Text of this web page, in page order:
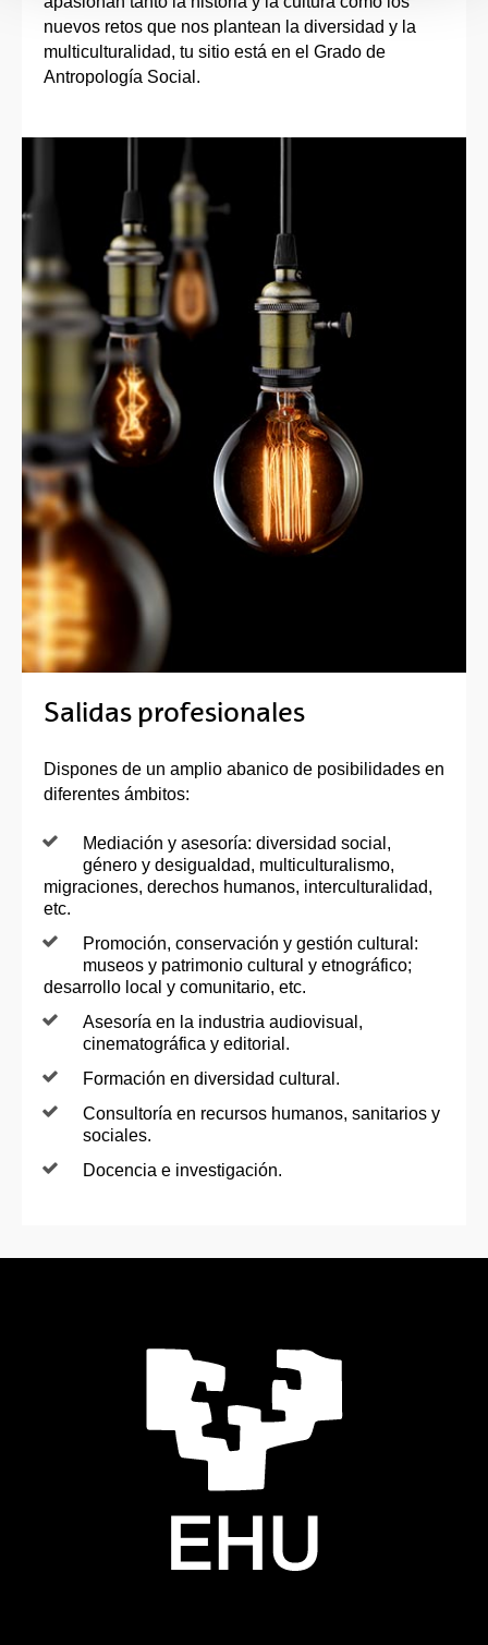
nuevos retos que nos plantean la diversidad y la
multiculturalidad, tu sitio está en el Grado de
Antropología Social.
Salidas profesionales
Dispones de un amplio abanico de posibilidades en
diferentes ámbitos:
Mediación y asesoría: diversidad social,
género y desigualdad, multiculturalismo,
migraciones, derechos humanos, interculturalidad,
etc.
Promoción, conservación y gestión cultural:
museos y patrimonio cultural y etnográfico;
desarrollo local y comunitario, etc.
Asesoría en la industria audiovisual,
cinematográfica y editorial.
Formación en diversidad cultural.
Consultoría en recursos humanos, sanitarios y
sociales.
Docencia e investigación.